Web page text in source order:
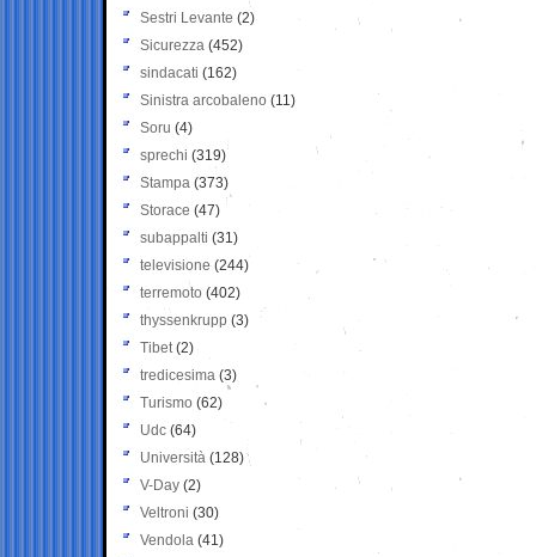
Sestri Levante (2)
Sicurezza (452)
sindacati (162)
Sinistra arcobaleno (11)
Soru (4)
sprechi (319)
Stampa (373)
Storace (47)
subappalti (31)
televisione(244)
terremoto (402)
thyssenkrupp (3)
Tibet(2)
tredicesima (3)
Turismo (62)
Udc (64)
Università (128)
V-Day (2)
Veltroni (30)
Vendola (41)